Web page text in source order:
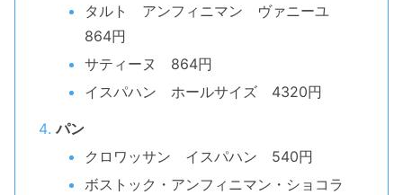
タルト アンフィニマン ヴァニーユ
864円
サティーヌ 864円
イスパハン ホールサイズ 4320円
パン
クロワッサン イスパハン 540円
ボストック・アンフィニマン・ショコラ